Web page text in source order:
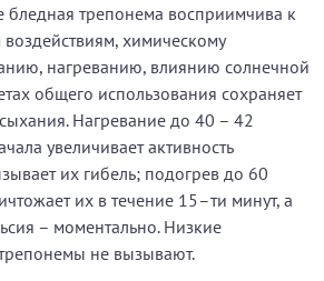
трепонема восприимчива к
химическому
нагреванию, влиянию солнечной
общего использования сохраняет
Нагревание до 40 – 42
увеличивает активность
их гибель; подогрев до 60
их в течение 15–ти минут, а
– моментально. Низкие
не вызывают.